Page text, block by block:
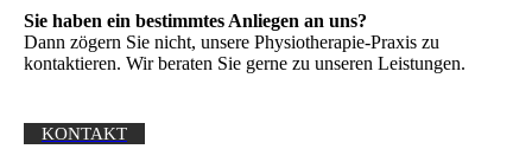
Sie haben ein bestimmtes Anliegen an uns?
Dann zögern Sie nicht, unsere Physiotherapie-Praxis zu
kontaktieren. Wir beraten Sie gerne zu unseren Leistungen.
KONTAKT